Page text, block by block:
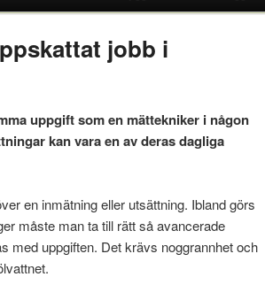
jobb i
uppgift som en mättekniker i någon
kan vara en av deras dagliga
en inmätning eller utsättning. Ibland görs
måste man ta till rätt så avancerade
med uppgiften. Det krävs noggrannhet och